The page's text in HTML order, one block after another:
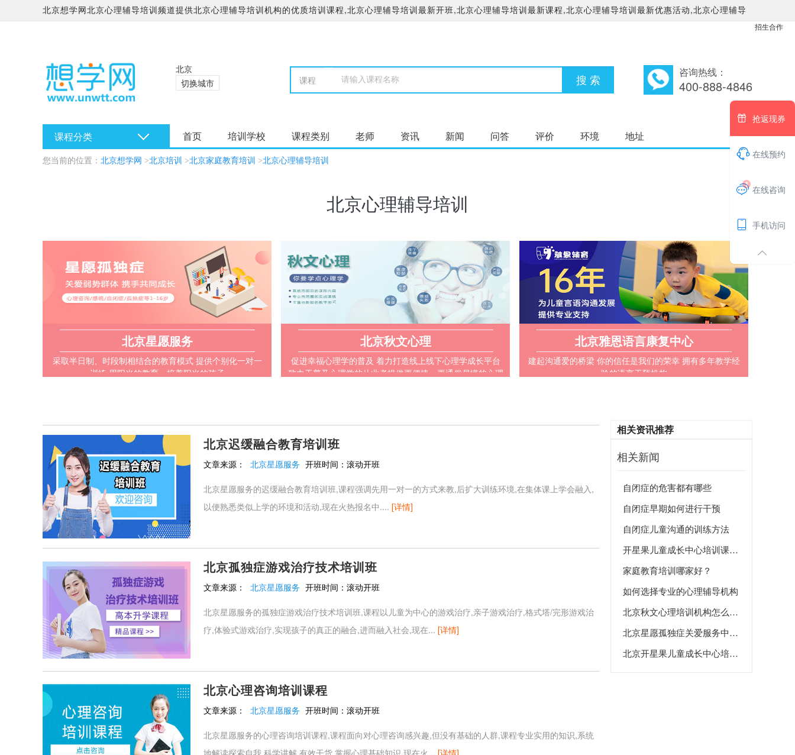
北京想学网北京心理辅导培训频道提供北京心理辅导培训机构的优质培训课程,北京心理辅导培训最新开班,北京心理辅导培训最新课程,北京心理辅导培训最新优惠活动,北京心理辅导
招生合作
北京
切换城市
咨询热线：
400-888-4846
课程分类 首页 培训学校 课程类别 老师 资讯 新闻 问答 评价 环境 地址
您当前的位置： 北京想学网 >北京培训 >北京家庭教育培训 >北京心理辅导培训
北京心理辅导培训
北京星愿服务
采取半日制、时段制相结合的教育模式 提供个别化一对一
训练 用阳光的教育，培养阳光的孩子
北京秋文心理
促进幸福心理学的普及 着力打造线上线下心理学成长平台
致力于普及心理学的从业者提供更便捷、更通俗易懂的心理
北京雅恩语言康复中心
建起沟通爱的桥梁 你的信任是我们的荣幸 拥有多年教学经
验的语言干预机构
北京迟缓融合教育培训班
文章来源： 北京星愿服务 开班时间： 滚动开班
北京星愿服务的迟缓融合教育培训班,课程强调先用一对一的方式来教,后扩大训练环境,在集体课上学会融入,
以便熟悉类似上学的环境和活动,现在火热报名中.... [详情]
北京孤独症游戏治疗技术培训班
文章来源： 北京星愿服务 开班时间： 滚动开班
北京星愿服务的孤独症游戏治疗技术培训班,课程以儿童为中心的游戏治疗,亲子游戏治疗,格式塔/完形游戏治
疗,体验式游戏治疗,实现孩子的真正的融合,进而融入社会,现在... [详情]
北京心理咨询培训课程
文章来源： 北京星愿服务 开班时间： 滚动开班
北京星愿服务的心理咨询培训课程,课程面向对心理咨询感兴趣,但没有基础的人群,课程专业实用的知识,系统
地解读探索自我,科学讲解,有效干货,掌握心理基础知识,现在火... [详情]
相关资讯推荐
相关新闻
自闭症的危害都有哪些
自闭症早期如何进行干预
自闭症儿童沟通的训练方法
开星果儿童成长中心培训课程怎么样？
家庭教育培训哪家好？
如何选择专业的心理辅导机构
北京秋文心理培训机构怎么样？
北京星愿孤独症关爱服务中心怎么样
北京开星果儿童成长中心培训怎么样？
 抢返现券
 在线预约

1 在线咨询
 手机访问